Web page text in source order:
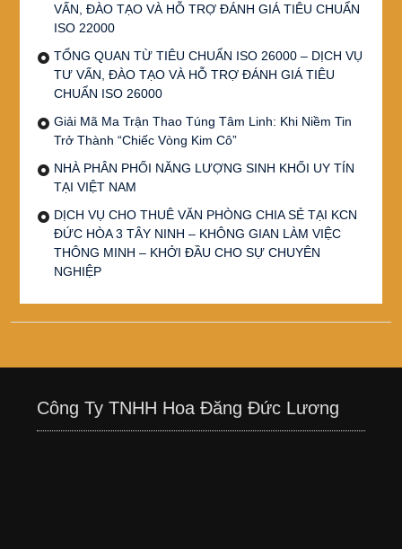
VẤN, ĐÀO TẠO VÀ HỖ TRỢ ĐÁNH GIÁ TIÊU CHUẨN
ISO 22000
TỔNG QUAN TỪ TIÊU CHUẨN ISO 26000 – DỊCH VỤ
TƯ VẤN, ĐÀO TẠO VÀ HỖ TRỢ ĐÁNH GIÁ TIÊU
CHUẨN ISO 26000
Giải Mã Ma Trận Thao Túng Tâm Linh: Khi Niềm Tin
Trở Thành “Chiếc Vòng Kim Cô”
NHÀ PHÂN PHỐI NĂNG LƯỢNG SINH KHỐI UY TÍN
TẠI VIỆT NAM
DỊCH VỤ CHO THUÊ VĂN PHÒNG CHIA SẺ TẠI KCN
ĐỨC HÒA 3 TÂY NINH – KHÔNG GIAN LÀM VIỆC
THÔNG MINH – KHỞI ĐẦU CHO SỰ CHUYÊN
NGHIỆP
Công Ty TNHH Hoa Đăng Đức Lương